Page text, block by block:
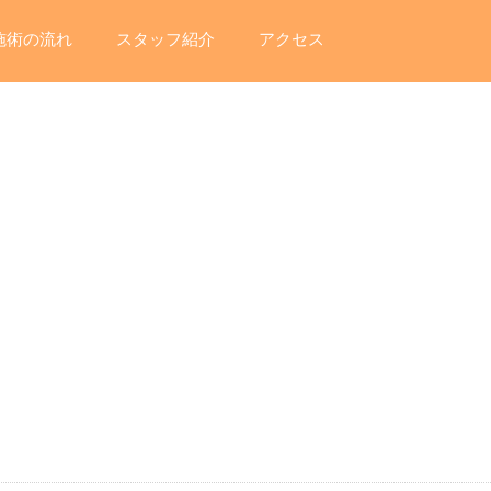
術の流れ スタッフ紹介 アクセス